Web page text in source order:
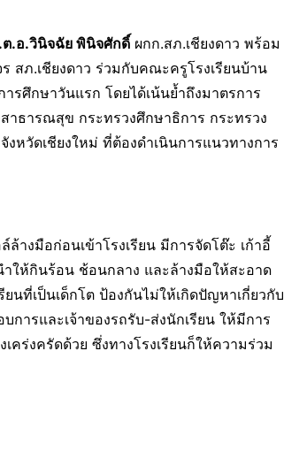
.อ.วินิจฉัย พินิจศักดิ์ ผกก.สภ.เชียงดาว พร้อม
สภ.เชียงดาว ร่วมกับคณะครูโรงเรียนบ้าน
รศึกษาวันแรก โดยได้เน้นย้ำถึงมาตรการ
าธารณสุข กระทรวงศึกษาธิการ กระทรวง
วัดเชียงใหม่ ที่ต้องดำเนินการแนวทางการ
งมือก่อนเข้าโรงเรียน มีการจัดโต๊ะ เก้าอี้
ำให้กินร้อน ช้อนกลาง และล้างมือให้สะอาด
นที่เป็นเด็กโต ป้องกันไม่ให้เกิดปัญหาเกี่ยวกับ
การและเจ้าของรถรับ-ส่งนักเรียน ให้มีการ
ร่งครัดด้วย ซึ่งทางโรงเรียนก็ให้ความร่วม